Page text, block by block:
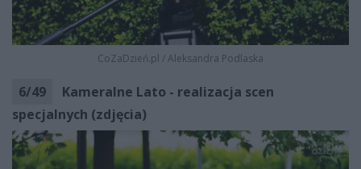
CoZaDzień.pl /Aleksandra Podlaska
6/49
Kameralne Lato - realizacja scen
specjalnych (zdjęcia)